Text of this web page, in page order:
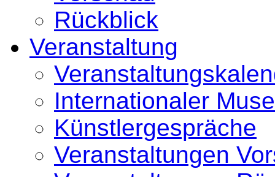
Rückblick
Veranstaltung
Internationaler
Künstlergespräche
Veranstaltungen